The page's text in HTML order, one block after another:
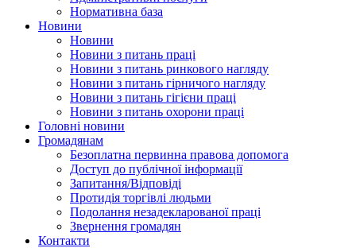
Нормативна база
Новини
Новини
Новини з питань праці
Новини з питань ринкового нагляду
Новини з питань гірничого нагляду
Новини з питань гігієни праці
Новини з питань охорони праці
Головні новини
Громадянам
Безоплатна первинна правова допомога
Доступ до публічної інформації
Запитання/Відповіді
Протидія торгівлі людьми
Подолання незадекларованої праці
Звернення громадян
Контакти